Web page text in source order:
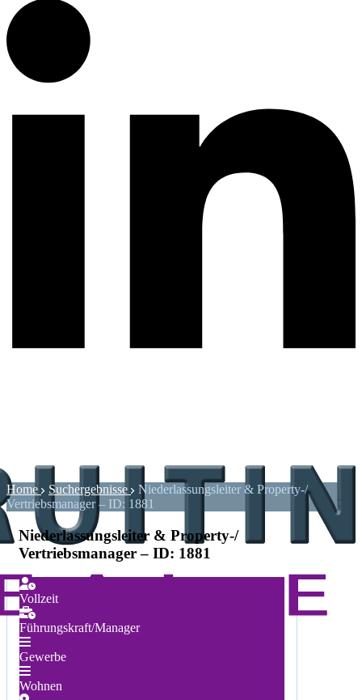
Home Suchergebnisse
Niederlassungsleiter & Property-/
Vertriebsmanager – ID: 1881
Niederlassungsleiter & Property-/
Vertriebsmanager – ID: 1881
Vollzeit
Führungskraft/Manager
Gewerbe
Wohnen